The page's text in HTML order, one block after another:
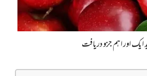
اور اہم جزو دریافت